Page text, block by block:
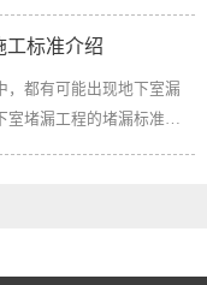
生裂缝，主要是由于温差
，需要认真检查和处理
后，对发生漏水的部位进
进行填补，以达到做防
三、涂刷防水补漏材料待
工标准介绍
，都有可能出现地下室漏
室堵漏工程的堵漏标准根
厚）：一、做迎水面防